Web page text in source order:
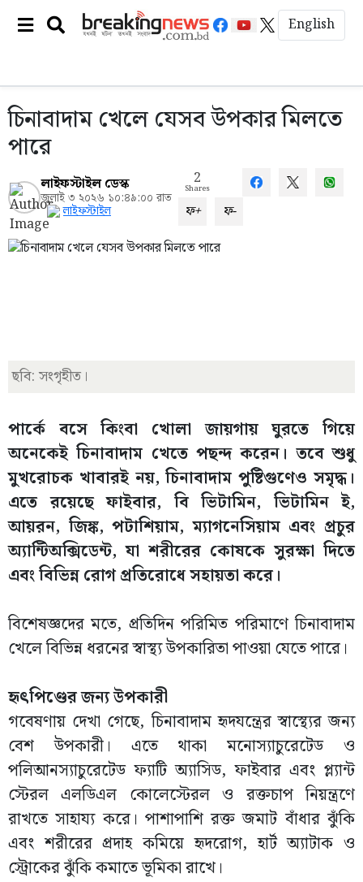
English
চিনাবাদাম খেলে যেসব উপকার মিলতে
পারে
লাইফস্টাইল ডেস্ক
জুলাই ৩ ২০২৬ ১০:৪৯:০০ রাত
লাইফস্টাইল
2
Shares
ফ+ ফ-
ছবি: সংগৃহীত।
পার্কে বসে কিংবা খোলা জায়গায় ঘুরতে গিয়ে
অনেকেই চিনাবাদাম খেতে পছন্দ করেন। তবে শুধু
মুখরোচক খাবারই নয়, চিনাবাদাম পুষ্টিগুণেও সমৃদ্ধ।
এতে রয়েছে ফাইবার, বি ভিটামিন, ভিটামিন ই,
আয়রন, জিঙ্ক, পটাশিয়াম, ম্যাগনেসিয়াম এবং প্রচুর
অ্যান্টিঅক্সিডেন্ট, যা শরীরের কোষকে সুরক্ষা দিতে
এবং বিভিন্ন রোগ প্রতিরোধে সহায়তা করে।
বিশেষজ্ঞদের মতে, প্রতিদিন পরিমিত পরিমাণে চিনাবাদাম
খেলে বিভিন্ন ধরনের স্বাস্থ্য উপকারিতা পাওয়া যেতে পারে।
হৃৎপিণ্ডের জন্য উপকারী
গবেষণায় দেখা গেছে, চিনাবাদাম হৃদযন্ত্রের স্বাস্থ্যের জন্য
বেশ উপকারী। এতে থাকা মনোস্যাচুরেটেড ও
পলিআনস্যাচুরেটেড ফ্যাটি অ্যাসিড, ফাইবার এবং প্ল্যান্ট
স্টেরল এলডিএল কোলেস্টেরল ও রক্তচাপ নিয়ন্ত্রণে
রাখতে সাহায্য করে। পাশাপাশি রক্ত জমাট বাঁধার ঝুঁকি
এবং শরীরের প্রদাহ কমিয়ে হৃদরোগ, হার্ট অ্যাটাক ও
স্ট্রোকের ঝুঁকি কমাতে ভূমিকা রাখে।